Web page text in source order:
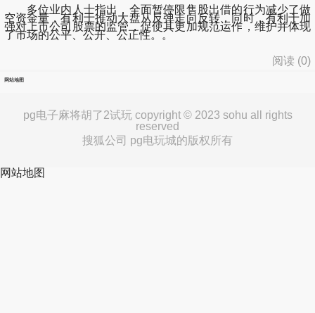
多位业内人士指出，全面暂停限售股出借的行为减少了做
空资金量，有利于推动大盘从反弹走向反转，同时，有利于加
强对上市公司股票的监管，促使其更加规范运作，维护并体现
了市场的公平、公开、公正性。。
阅读 (0)
网站地图
pg电子麻将胡了2试玩 copyright © 2023 sohu all rights
reserved
搜狐公司 pg电玩城的版权所有
网站地图